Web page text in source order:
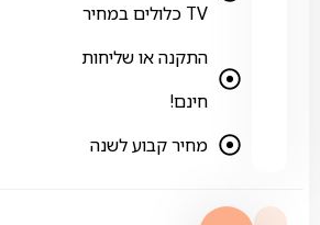
TV כלולים במחיר
התקנה או שליחות
חינם!
מחיר קבוע לשנה